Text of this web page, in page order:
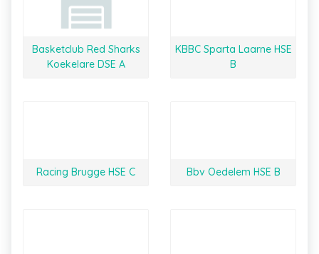
Basketclub Red Sharks
Koekelare DSE A
KBBC Sparta Laarne HSE
B
Racing Brugge HSE C Bbv Oedelem HSE B